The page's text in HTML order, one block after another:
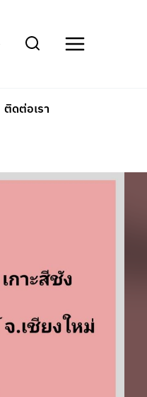
ติดต่อเรา